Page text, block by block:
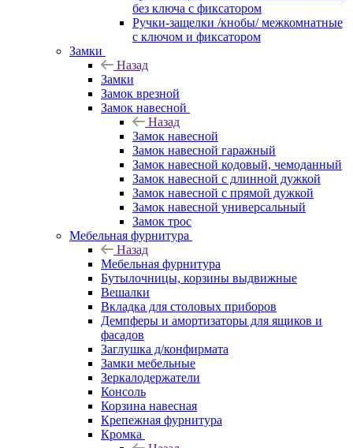
без ключа с фиксатором
Ручки-защелки /кнобы/ межкомнатные
с ключом и фиксатором
Замки
Назад
Замки
Замок врезной
Замок навесной
Назад
Замок навесной
Замок навесной гаражный
Замок навесной кодовый, чемоданный
Замок навесной с длинной дужкой
Замок навесной с прямой дужкой
Замок навесной универсальный
Замок трос
Мебельная фурнитура
Назад
Мебельная фурнитура
Бутылочницы, корзины выдвижные
Вешалки
Вкладка для столовых приборов
Демпферы и амортизаторы для ящиков и
фасадов
Заглушка д/конфирмата
Замки мебельные
Зеркалодержатели
Консоль
Корзина навесная
Крепежная фурнитура
Кромка